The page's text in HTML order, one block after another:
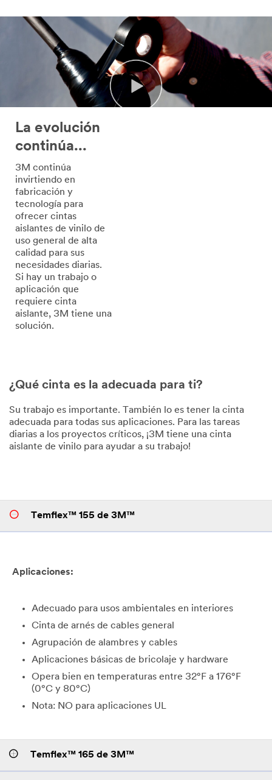
La evolución
continúa...
3M continúa
invirtiendo en
fabricación y
tecnología para
ofrecer cintas
aislantes de vinilo de
uso general de alta
calidad para sus
necesidades diarias.
Si hay un trabajo o
aplicación que
requiere cinta
aislante, 3M tiene una
solución.
¿Qué cinta es la adecuada para ti?
Su trabajo es importante. También lo es tener la cinta
adecuada para todas sus aplicaciones. Para las tareas
diarias a los proyectos críticos, ¡3M tiene una cinta
aislante de vinilo para ayudar a su trabajo!
Temflex™ 155 de 3M™
Aplicaciones:
Adecuado para usos ambientales en interiores
Cinta de arnés de cables general
Agrupación de alambres y cables
Aplicaciones básicas de bricolaje y hardware
Opera bien en temperaturas entre 32°F a 176°F
(0°C y 80°C)
Nota: NO para aplicaciones UL
Temflex™ 165 de 3M™